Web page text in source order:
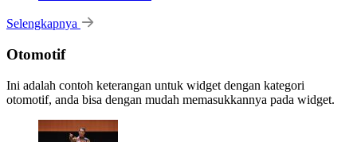
Selengkapnya
Otomotif
Ini adalah contoh keterangan untuk widget dengan kategori
otomotif, anda bisa dengan mudah memasukkannya pada widget.